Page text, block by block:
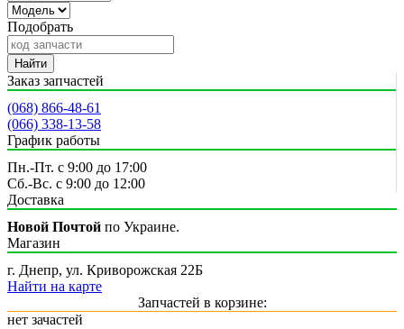
Подобрать
Найти
Заказ запчастей
(068) 866-48-61
(066) 338-13-58
График работы
Пн.-Пт. с 9:00 до 17:00
Сб.-Вс. с 9:00 до 12:00
Доставка
Новой Почтой по Украине.
Магазин
г. Днепр, ул. Криворожская 22Б
Найти на карте
Запчастей в корзине:
нет зачастей